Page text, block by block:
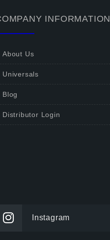
INFORMATION
About Us
Universals
Blog
Distributor Login
Instagram